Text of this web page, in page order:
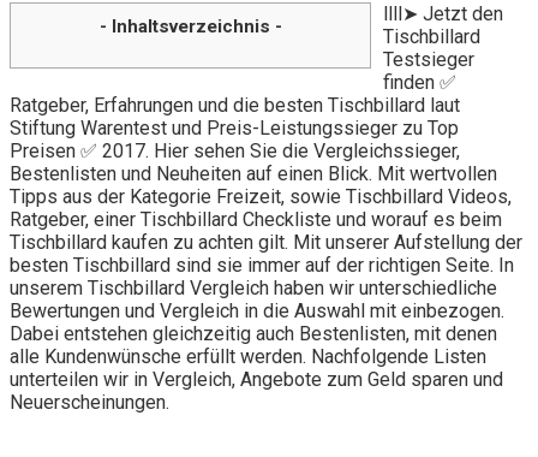
- Inhaltsverzeichnis -
llll➤ Jetzt den
Tischbillard
Testsieger
finden ✅
Ratgeber, Erfahrungen und die besten Tischbillard laut
Stiftung Warentest und Preis-Leistungssieger zu Top
Preisen ✅ 2017. Hier sehen Sie die Vergleichssieger,
Bestenlisten und Neuheiten auf einen Blick. Mit wertvollen
Tipps aus der Kategorie Freizeit, sowie Tischbillard Videos,
Ratgeber, einer Tischbillard Checkliste und worauf es beim
Tischbillard kaufen zu achten gilt. Mit unserer Aufstellung der
besten Tischbillard sind sie immer auf der richtigen Seite. In
unserem Tischbillard Vergleich haben wir unterschiedliche
Bewertungen und Vergleich in die Auswahl mit einbezogen.
Dabei entstehen gleichzeitig auch Bestenlisten, mit denen
alle Kundenwünsche erfüllt werden. Nachfolgende Listen
unterteilen wir in Vergleich, Angebote zum Geld sparen und
Neuerscheinungen.